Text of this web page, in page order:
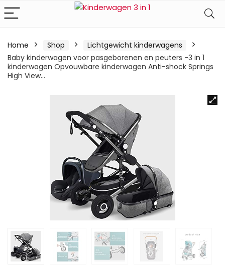
Home Shop
Lichtgewicht kinderwagens
Baby kinderwagen voor pasgeborenen en peuters -3 in 1
kinderwagen Opvouwbare kinderwagen Anti-shock Springs
High View…